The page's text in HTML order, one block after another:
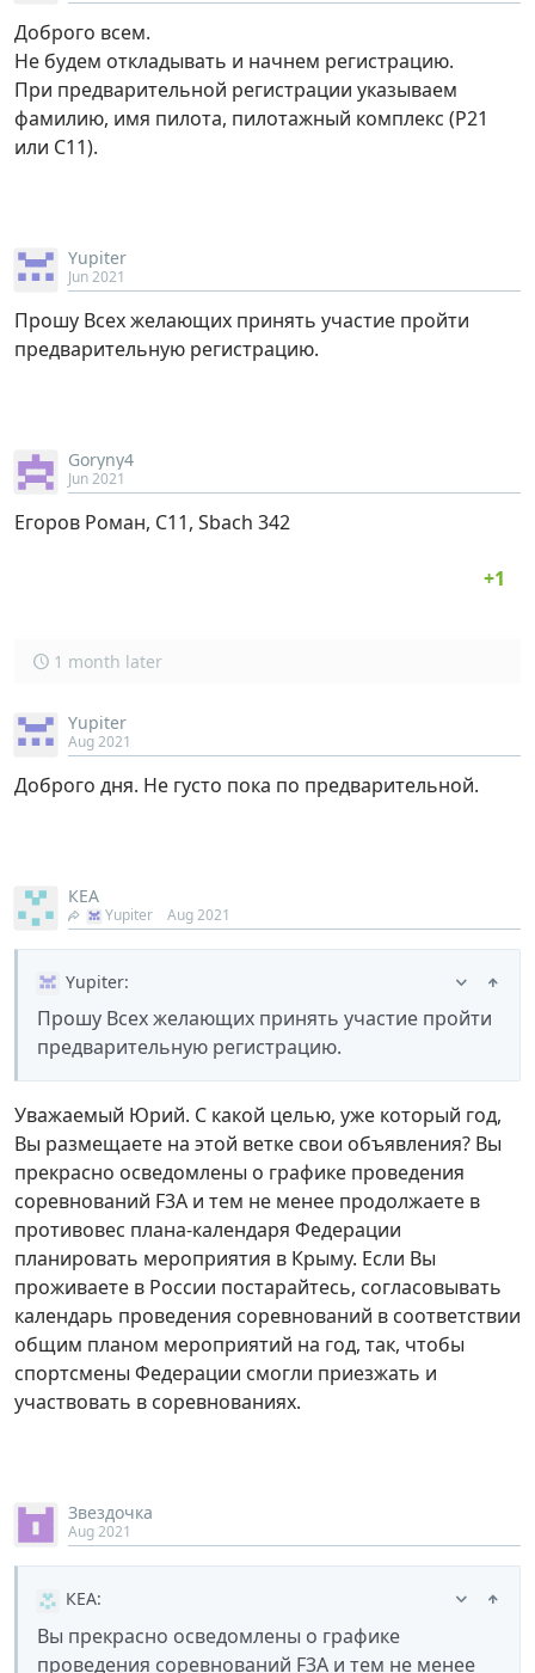
Доброго всем.
Не будем откладывать и начнем регистрацию.
При предварительной регистрации указываем
фамилию, имя пилота, пилотажный комплекс (Р21
или С11).
Yupiter
Jun 2021
Прошу Всех желающих принять участие пройти
предварительную регистрацию.
Goryny4
Jun 2021
Егоров Роман, С11, Sbach 342
1 month later
Yupiter
Aug 2021
Доброго дня. Не густо пока по предварительной.
КЕА
Yupiter Aug 2021
Yupiter:
Прошу Всех желающих принять участие пройти
предварительную регистрацию.
Уважаемый Юрий. С какой целью, уже который год,
Вы размещаете на этой ветке свои объявления? Вы
прекрасно осведомлены о графике проведения
соревнований F3A и тем не менее продолжаете в
противовес плана-календаря Федерации
планировать мероприятия в Крыму. Если Вы
проживаете в России постарайтесь, согласовывать
календарь проведения соревнований в соответствии
общим планом мероприятий на год, так, чтобы
спортсмены Федерации смогли приезжать и
участвовать в соревнованиях.
Звездочка
Aug 2021
КЕА:
Вы прекрасно осведомлены о графике
проведения соревнований F3A и тем не менее